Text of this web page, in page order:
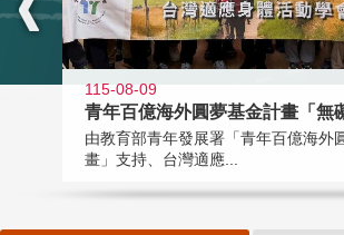
115-08-09
青年百億海外圓夢基金計畫「無
由教育部青年發展署「青年百億海外
畫」支持、台灣適應...